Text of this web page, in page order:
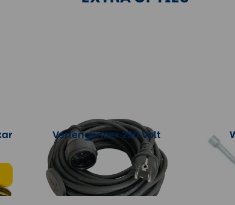
Verlengsnoer 230 Volt
Meer informatie